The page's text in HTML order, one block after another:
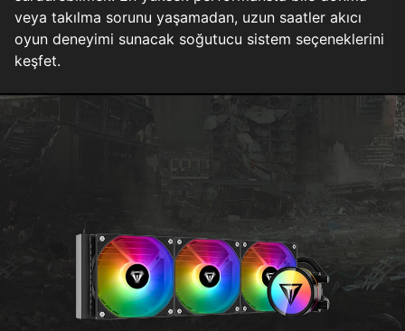
veya takılma sorunu yaşamadan, uzun saatler akıcı
oyun deneyimi sunacak soğutucu sistem seçeneklerini
keşfet.